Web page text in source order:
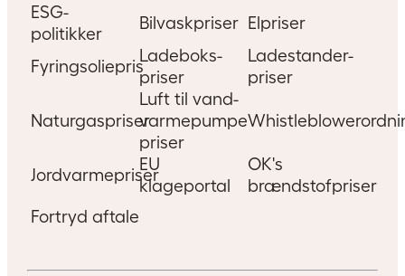
ESG-
politikker
Bilvaskpriser Elpriser
Fyringsoliepris
Ladeboks-
priser
Ladestander-
priser
Naturgaspriser
Luft til vand-
varmepumpe
priser
Jordvarmepriser
EU
klageportal
OK's
brændstofpriser
Fortryd aftale